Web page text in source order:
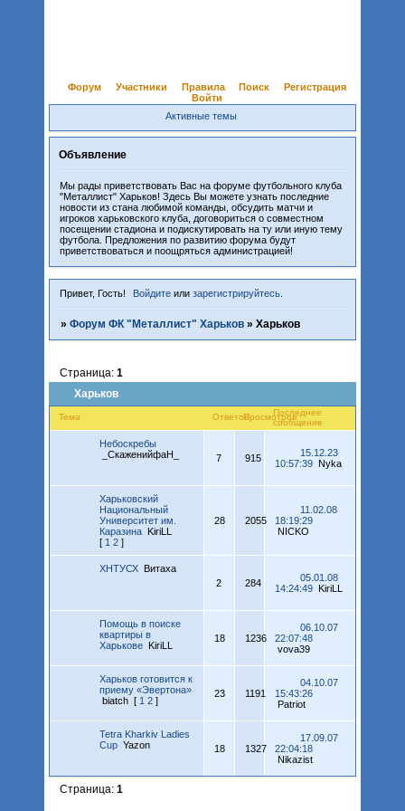
Форум Участники Правила Поиск
Регистрация
Войти
Активные темы
Объявление
Мы рады приветствовать Вас на форуме футбольного клуба
"Металлист" Харьков! Здесь Вы можете узнать последние
новости из стана любимой команды, обсудить матчи и
игроков харьковского клуба, договориться о совместном
посещении стадиона и подискутировать на ту или иную тему
футбола. Предложения по развитию форума будут
приветствоваться и поощряться администрацией!
Привет, Гость! Войдите илизарегистрируйтесь
» Форум ФК "Металлист" Харьков » Харьков
Харьков
Страница: 1
Тема ОтветовПросмотровПоследнее
сообщение
Небоскребы
_СкаженийфаН_
7 915
15.12.23
10:57:39 Nyka
Харьковский
Национальный
Университет им.
Каразина KiriLL
[ 1 2 ]
28 2055
11.02.08
18:19:29
NICKO
ХНТУСХ Витаха
2
284
05.01.08
14:24:49 KiriLL
Помощь в поиске
квартиры в
Харькове KiriLL
18 1236
06.10.07
22:07:48
vova39
Харьков готовится к
приему «Эвертона»
biatch [ 1 2 ]
23 1191
04.10.07
15:43:26
Patriot
Tetra Kharkiv Ladies
Cup Yazon 18 1327
17.09.07
22:04:18
Nikazist
Страница: 1